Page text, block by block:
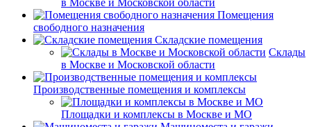
в Москве и Московской области
Помещения
свободного назначения
Складские помещения
Склады
в Москве и Московской области
Производственные помещения и комплексы
Площадки и комплексы в Москве и МО